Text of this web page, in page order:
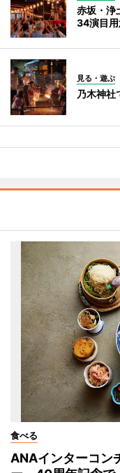
赤坂・浄
34演目
見る・遊ぶ
乃木神
食べる
ANAインターコン